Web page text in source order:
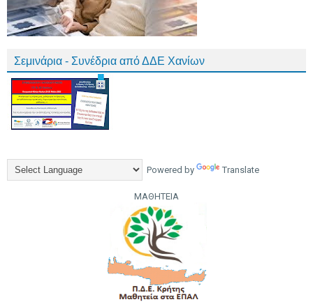
Σεμινάρια - Συνέδρια από ΔΔΕ Χανίων
Powered by Translate
ΜΑΘΗΤΕΙΑ